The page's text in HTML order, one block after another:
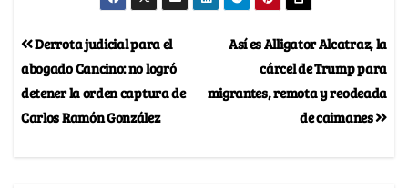
Así es Alligator Alcatraz, la
cárcel de Trump para
migrantes, remota y reodeada
de caimanes
Derrota judicial para el
abogado Cancino: no logró
detener la orden captura de
Carlos Ramón González